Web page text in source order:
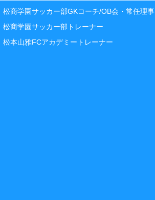
学園サッカー部GKコーチ/OB会・常任理事
学園サッカー部トレーナー
山雅FCアカデミートレーナー